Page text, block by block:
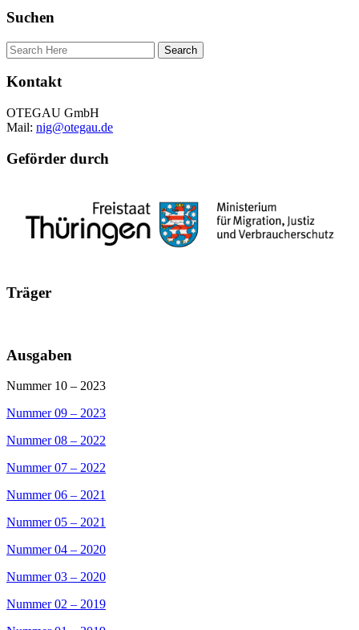
Suchen
Kontakt
OTEGAU GmbH
Mail: nig@otegau.de
Geförder durch
Träger
Ausgaben
Nummer 10 – 2023
Nummer 09 – 2023
Nummer 08 – 2022
Nummer 07 – 2022
Nummer 06 – 2021
Nummer 05 – 2021
Nummer 04 – 2020
Nummer 03 – 2020
Nummer 02 – 2019